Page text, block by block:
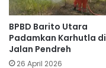
BPBD Barito Utara
Padamkan Karhutla di
Jalan Pendreh
26 April 2026